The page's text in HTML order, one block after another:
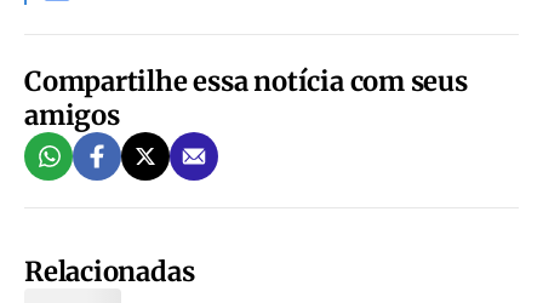
Compartilhe essa notícia com seus
amigos
Relacionadas